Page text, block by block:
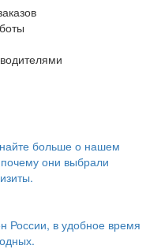
больше о нашем
они выбрали
России, в удобное время